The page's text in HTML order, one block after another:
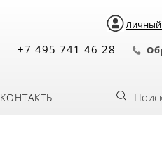
Личный
+7 495 741 46 28
КОНТАКТЫ